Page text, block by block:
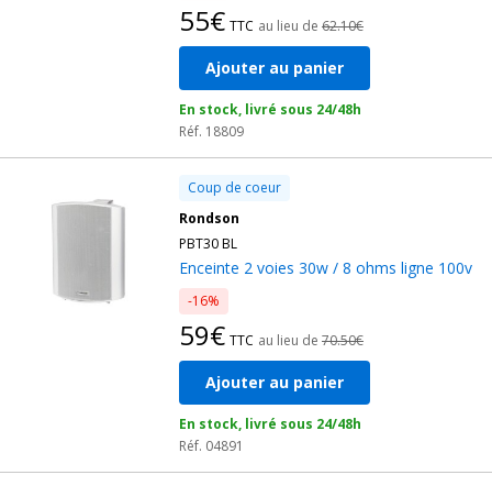
55€ TTC au lieu de 62.10€
Ajouter au panier
En stock, livré sous 24/48h
Réf. 18809
Coup de coeur
Rondson
PBT30 BL
Enceinte 2 voies 30w / 8 ohms ligne 100v
-16%
59€ TTC au lieu de 70.50€
Ajouter au panier
En stock, livré sous 24/48h
Réf. 04891